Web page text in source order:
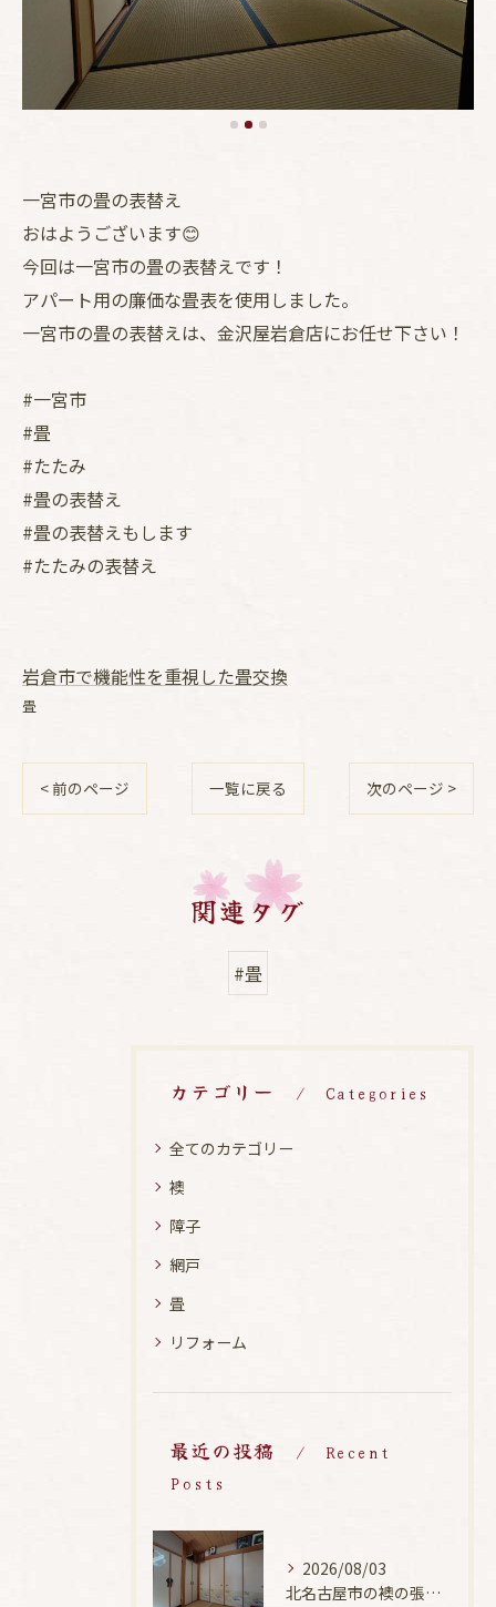
一宮市の畳の表替え
おはようございます😊
今回は一宮市の畳の表替えです！
アパート用の廉価な畳表を使用しました。
一宮市の畳の表替えは、金沢屋岩倉店にお任せ下さい！
#一宮市
#畳
#たたみ
#畳の表替え
#畳の表替えもします
#たたみの表替え
岩倉市で機能性を重視した畳交換
畳
< 前のページ 一覧に戻る 次のページ >
関連タグ
#畳
カテゴリー Categories
全てのカテゴリー
襖
障子
網戸
畳
リフォーム
最近の投稿
Recent
Posts
2026/08/03
北名古屋市の襖の張替え